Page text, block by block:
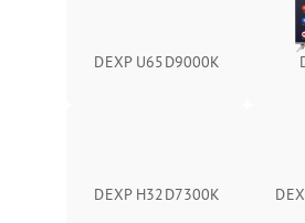
DEXP U65D9000K
DEXP H32D7300K